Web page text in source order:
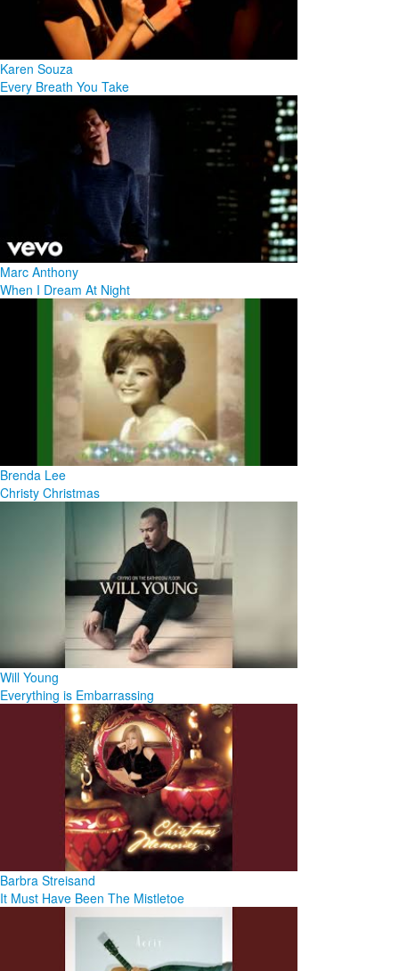
Karen Souza
Every Breath You Take
Marc Anthony
When I Dream At Night
Brenda Lee
Christy Christmas
Will Young
Everything is Embarrassing
Barbra Streisand
It Must Have Been The Mistletoe